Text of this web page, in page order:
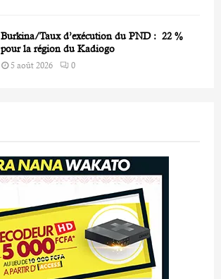
Burkina/Taux d’exécution du PND : 22 %
pour la région du Kadiogo
5 août 2026 0